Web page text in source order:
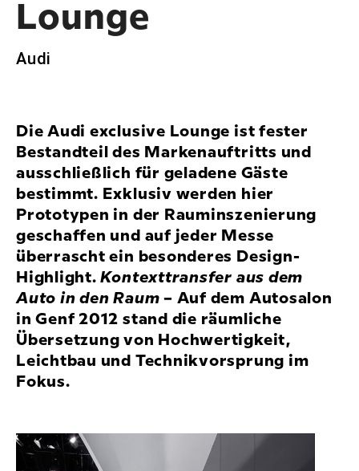
Lounge
Audi
Die Audi exclusive Lounge ist fester
Bestandteil des Markenauftritts und
ausschließlich für geladene Gäste
bestimmt. Exklusiv werden hier
Prototypen in der Rauminszenierung
geschaffen und auf jeder Messe
überrascht ein besonderes Design-
Highlight.Kontexttransfer aus dem
Auto in den Raum – Auf dem Autosalon
in Genf 2012 stand die räumliche
Übersetzung von Hochwertigkeit,
Leichtbau und Technikvorsprung im
Fokus.